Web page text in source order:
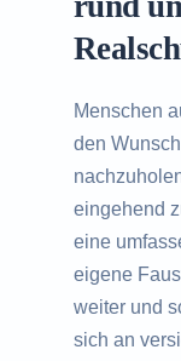
Menschen
den
eingehend
eine
eigene
weiter und
sich an